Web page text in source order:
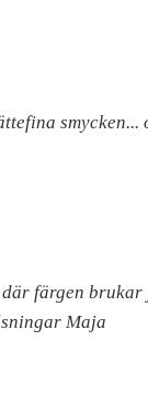
smycken...
färgen brukar
Maja